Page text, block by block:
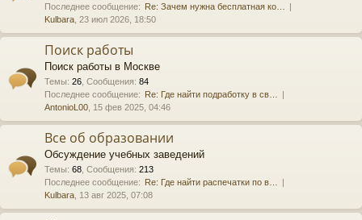
Последнее сообщение: Re: Зачем нужна бесплатная ко…
Kulbara , 23 июл 2026, 18:50
Поиск работы
Поиск работы в Москве
Темы: 26 Сообщения: 84
Последнее сообщение: Re: Где найти подработку в св…
AntonioL00 , 15 фев 2025, 04:46
Все об образовании
Обсуждение учебных заведений
Темы: 68 Сообщения: 213
Последнее сообщение: Re: Где найти распечатки по в…
Kulbara , 13 авг 2025, 07:08